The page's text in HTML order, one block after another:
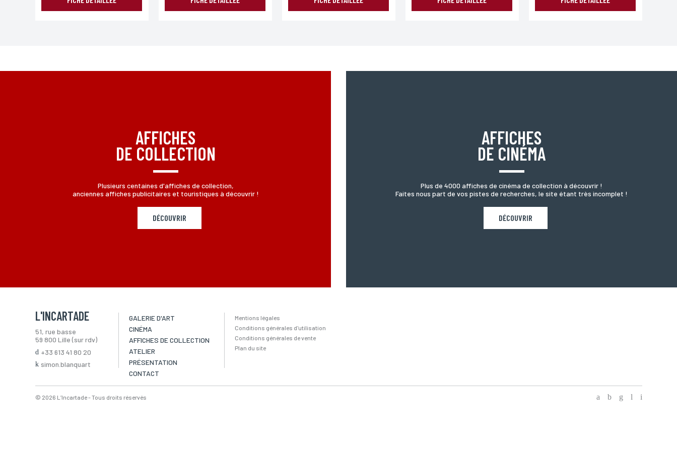
AFFICHES
DE COLLECTION
Plusieurs centaines d'affiches de collection,
anciennes affiches publicitaires et touristiques à découvrir !
DÉCOUVRIR
AFFICHES
DE CINÉMA
Plus de 4000 affiches de cinéma de collection à découvrir !
Faites nous part de vos pistes de recherches, le site étant très incomplet !
DÉCOUVRIR
L'INCARTADE
51, rue basse
59 800 Lille (sur rdv)
+33 613 41 80 20
simon.blanquart
GALERIE D'ART
CINÉMA
AFFICHES DE COLLECTION
ATELIER
PRÉSENTATION
CONTACT
Mentions légales
Conditions générales d'utilisation
Conditions générales de vente
Plan du site
© 2026 L’Incartade - Tous droits réservés